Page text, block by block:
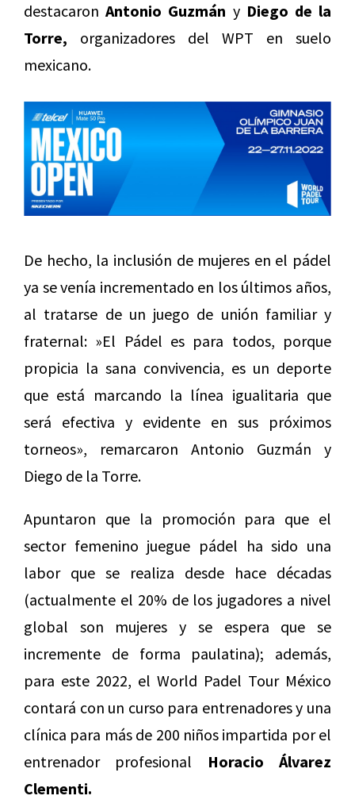
destacaronAntonio Guzmán y Diego de la
Torre, organizadores del WPT en suelo
mexicano.
De hecho, la inclusión de mujeres en el pádel
ya se venía incrementado en los últimos años,
al tratarse de un juego de unión familiar y
fraternal: »El Pádel es para todos, porque
propicia la sana convivencia, es un deporte
que está marcando la línea igualitaria que
será efectiva y evidente en sus próximos
torneos», remarcaron Antonio Guzmán y
Diego de la Torre.
Apuntaron que la promoción para que el
sector femenino juegue pádel ha sido una
labor que se realiza desde hace décadas
(actualmente el 20% de los jugadores a nivel
global son mujeres y se espera que se
incremente de forma paulatina); además,
para este 2022, el World Padel Tour México
contará con un curso para entrenadores y una
clínica para más de 200 niños impartida por el
entrenador profesional Horacio Álvarez
Clementi.